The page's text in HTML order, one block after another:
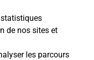
de nos sites et
les parcours